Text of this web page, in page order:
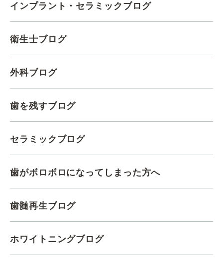
インプラント・セラミックブログ
衛生士ブログ
外科ブログ
歯を残すブログ
セラミックブログ
歯がボロボロになってしまった方へ
歯髄再生ブログ
ホワイトニングブログ